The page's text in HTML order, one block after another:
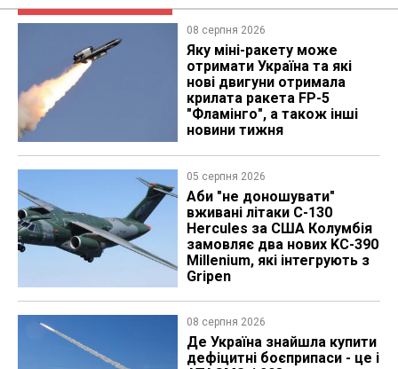
08 серпня 2026
Яку міні-ракету може
отримати Україна та які
нові двигуни отримала
крилата ракета FP-5
"Фламінго", а також інші
новини тижня
05 серпня 2026
Аби "не доношувати"
вживані літаки C-130
Hercules за США Колумбія
замовляє два нових KC-390
Millenium, які інтегрують з
Gripen
08 серпня 2026
Де Україна знайшла купити
дефіцитні боєприпаси - це і